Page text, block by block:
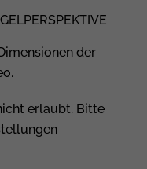
der
erlaubt. Bitte